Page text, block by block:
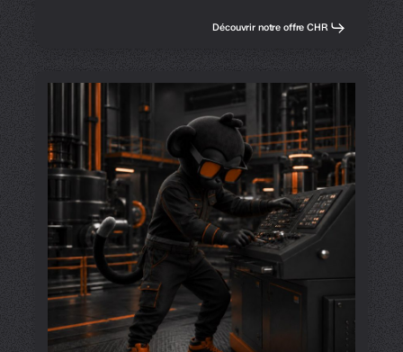
Découvrir notre offre CHR